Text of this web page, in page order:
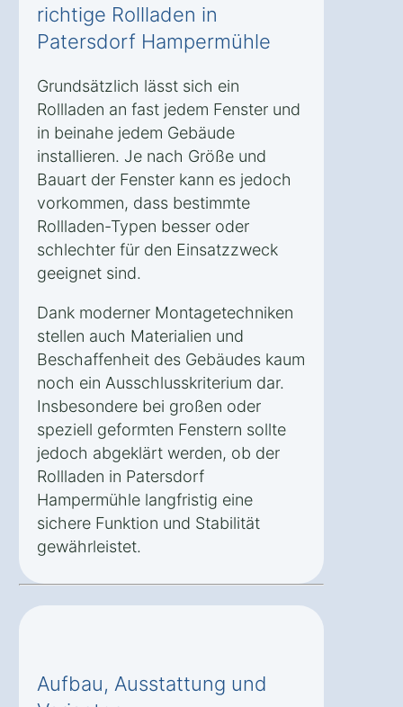
richtige Rollladen in
Patersdorf Hampermühle
Grundsätzlich lässt sich ein
Rollladen an fast jedem Fenster und
in beinahe jedem Gebäude
installieren. Je nach Größe und
Bauart der Fenster kann es jedoch
vorkommen, dass bestimmte
Rollladen-Typen besser oder
schlechter für den Einsatzzweck
geeignet sind.
Dank moderner Montagetechniken
stellen auch Materialien und
Beschaffenheit des Gebäudes kaum
noch ein Ausschlusskriterium dar.
Insbesondere bei großen oder
speziell geformten Fenstern sollte
jedoch abgeklärt werden, ob der
Rollladen in Patersdorf
Hampermühle langfristig eine
sichere Funktion und Stabilität
gewährleistet.
Aufbau, Ausstattung und